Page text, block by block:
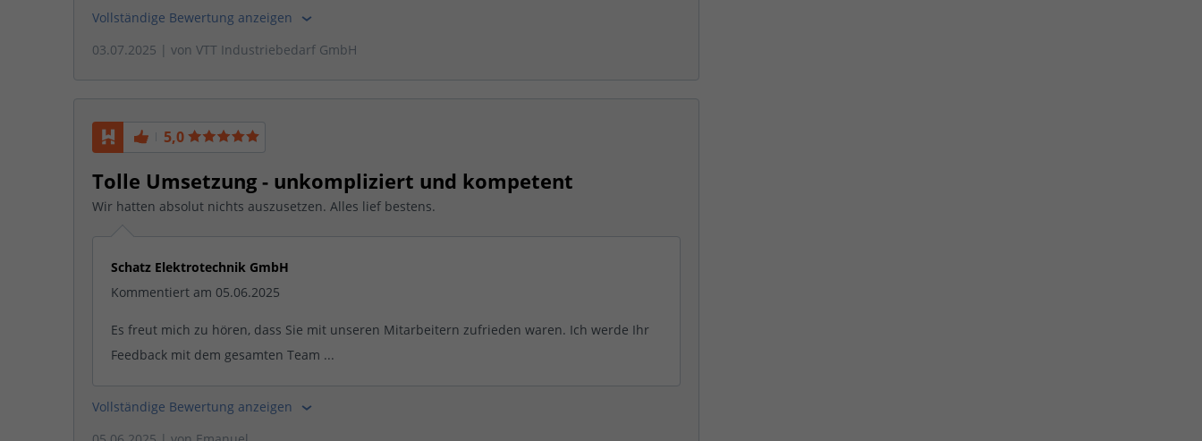
Vollständige Bewertung anzeigen
03.07.2025 | von VTT Industriebedarf GmbH
5,0
Tolle Umsetzung - unkompliziert und kompetent
Wir hatten absolut nichts auszusetzen. Alles lief bestens.
Schatz Elektrotechnik GmbH
Kommentiert am 05.06.2025
Es freut mich zu hören, dass Sie mit unseren Mitarbeitern zufrieden waren. Ich werde Ihr
Feedback mit dem gesamten Team ...
Vollständige Bewertung anzeigen